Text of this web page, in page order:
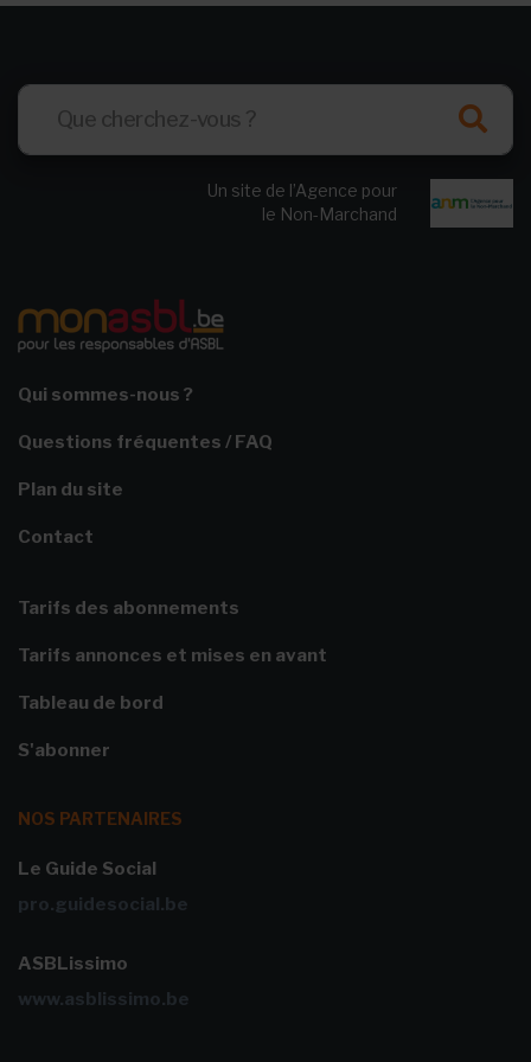
Un site de l’Agence pour
le Non-Marchand
Qui sommes-nous ?
Questions fréquentes / FAQ
Plan du site
Contact
Tarifs des abonnements
Tarifs annonces et mises en avant
Tableau de bord
S'abonner
NOS PARTENAIRES
Le Guide Social
pro.guidesocial.be
ASBLissimo
www.asblissimo.be